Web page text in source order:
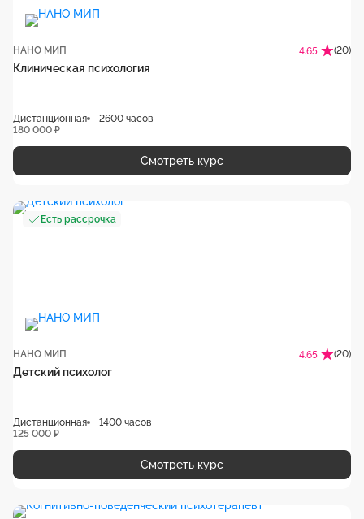
НАНО МИП 4.65 (20)
Клиническая психология
Дистанционная
2600 часов
180 000 ₽
Смотреть курс
Есть рассрочка
НАНО МИП 4.65 (20)
Детский психолог
Дистанционная
1400 часов
125 000 ₽
Смотреть курс